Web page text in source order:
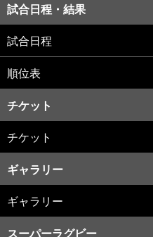
試合日程・結果
試合日程
順位表
チケット
チケット
ギャラリー
ギャラリー
スーパーラグビー